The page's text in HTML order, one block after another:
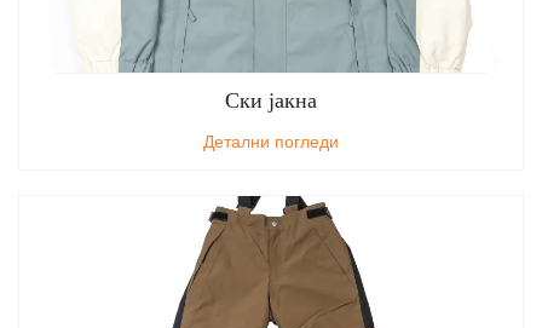
Ски јакна
Детални погледи